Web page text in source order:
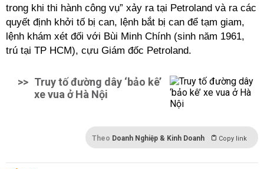
trong khi thi hành công vụ” xảy ra tại Petroland và ra các
quyết định khởi tố bị can, lệnh bắt bị can để tạm giam,
lệnh khám xét đối với Bùi Minh Chính (sinh năm 1961,
trú tại TP HCM), cựu Giám đốc Petroland.
>> Truy tố đường dây ‘bảo kê’
xe vua ở Hà Nội
Theo Doanh Nghiệp & Kinh Doanh Copy link